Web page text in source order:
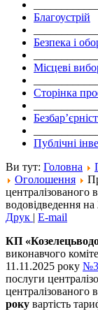
Благоустрій
Безпека і
Місцеві
Сторінка
Публічні
Ви тут: Головна
Оголошення
централізованого
водовідведення на
Друк | E-mail
КП «
виконавчого
11.11.2025 року
послуги
централізованого
року вартість